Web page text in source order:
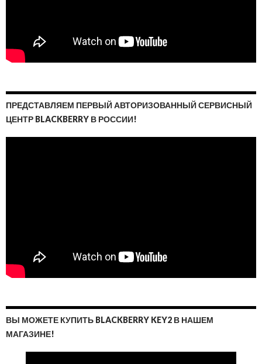
ПРЕДСТАВЛЯЕМ ПЕРВЫЙ АВТОРИЗОВАННЫЙ СЕРВИСНЫЙ
ЦЕНТР BLACKBERRY В РОССИИ!
ВЫ МОЖЕТЕ КУПИТЬ BLACKBERRY KEY2 В НАШЕМ
МАГАЗИНЕ!